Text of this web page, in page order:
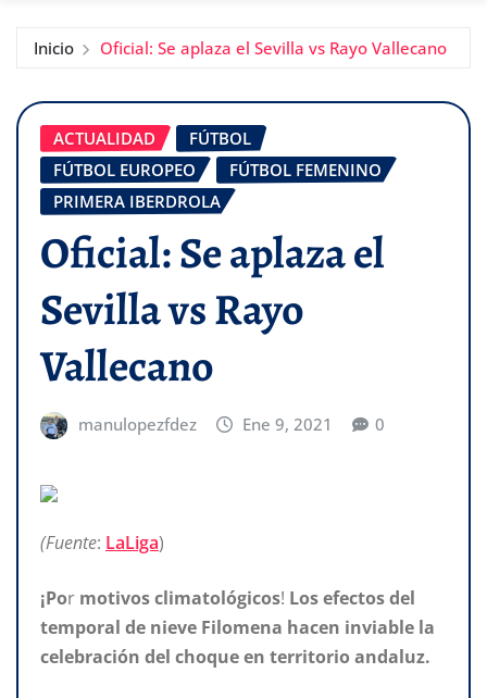
Inicio Oficial: Se aplaza el Sevilla vs Rayo Vallecano
ACTUALIDAD
FÚTBOL
FÚTBOL EUROPEO
FÚTBOL FEMENINO
PRIMERA IBERDROLA
Oficial: Se aplaza el
Sevilla vs Rayo
Vallecano
manulopezfdez Ene 9, 2021 0
(Fuente: LaLiga)
¡Por motivos climatológicos! Los efectos del
temporal de nieve Filomena hacen inviable la
celebración del choque en territorio andaluz.